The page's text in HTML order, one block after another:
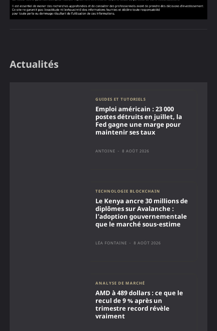
Actualités
GUIDES ET TUTORIELS
Emploi américain : 23 000
postes détruits en juillet, la
Fed gagne une marge pour
maintenir ses taux
ANTOINE - 8 AOÛT 2026
TECHNOLOGIE BLOCKCHAIN
Le Kenya ancre 30 millions de
diplômes sur Avalanche :
l’adoption gouvernementale
que le marché sous-estime
LÉA FONTAINE - 8 AOÛT 2026
ANALYSE DE MARCHÉ
AMD à 489 dollars : ce que le
recul de 9 % après un
trimestre record révèle
vraiment